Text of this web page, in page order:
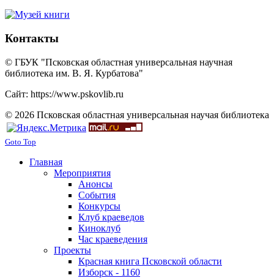
Контакты
© ГБУК "Псковская областная универсальная научная
библиотека им. В. Я. Курбатова"
Сайт: https://www.pskovlib.ru
© 2026 Псковская областная универсальная научая библиотека
Goto Top
Главная
Мероприятия
Анонсы
События
Конкурсы
Клуб краеведов
Киноклуб
Час краеведения
Проекты
Красная книга Псковской области
Изборск - 1160